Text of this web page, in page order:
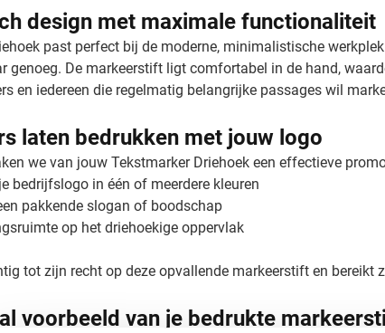
design met maximale functionaliteit
past perfect bij de moderne, minimalistische
genoeg. De markeerstift ligt comfortabel in de hand,
en iedereen die regelmatig belangrijke passages wil
laten bedrukken met jouw logo
we van jouw Tekstmarker Driehoek een effectieve
bedrijfslogo in één of meerdere kleuren
pakkende slogan of boodschap
op het driehoekige oppervlak
tot zijn recht op deze opvallende markeerstift en bereikt
voorbeeld van je bedrukte